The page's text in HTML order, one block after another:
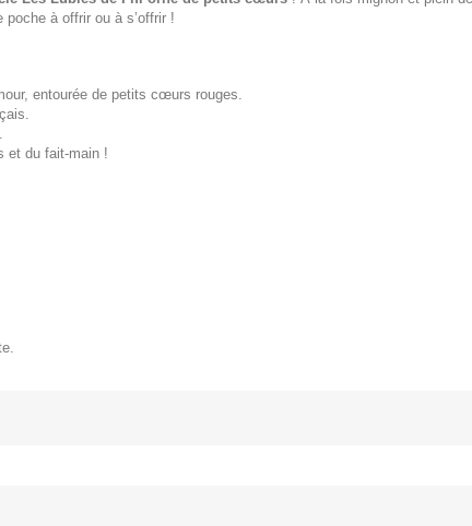
à offrir ou à s’offrir !
entourée de petits cœurs rouges.
et du fait-main !